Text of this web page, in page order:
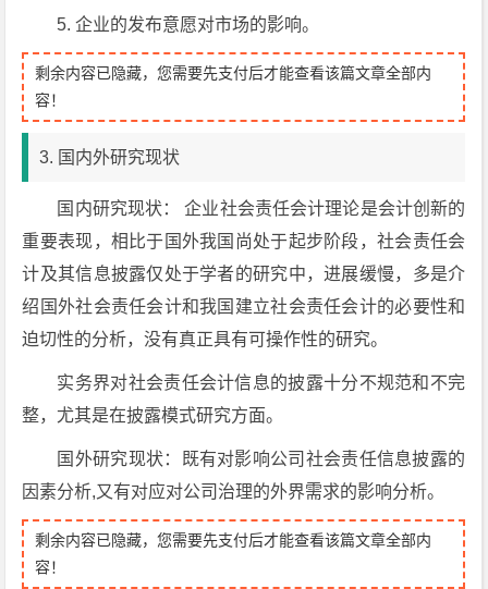
5. 企业的发布意愿对市场的影响。
剩余内容已隐藏，您需要先支付后才能查看该篇文章全部内
容！
3. 国内外研究现状
国内研究现状： 企业社会责任会计理论是会计创新的
重要表现，相比于国外我国尚处于起步阶段，社会责任会
计及其信息披露仅处于学者的研究中，进展缓慢，多是介
绍国外社会责任会计和我国建立社会责任会计的必要性和
迫切性的分析，没有真正具有可操作性的研究。
实务界对社会责任会计信息的披露十分不规范和不完
整，尤其是在披露模式研究方面。
国外研究现状：既有对影响公司社会责任信息披露的
因素分析,又有对应对公司治理的外界需求的影响分析。
剩余内容已隐藏，您需要先支付后才能查看该篇文章全部内
容！